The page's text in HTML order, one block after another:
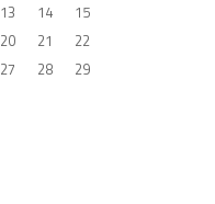
13 14
15
20 21
22
27 28
29